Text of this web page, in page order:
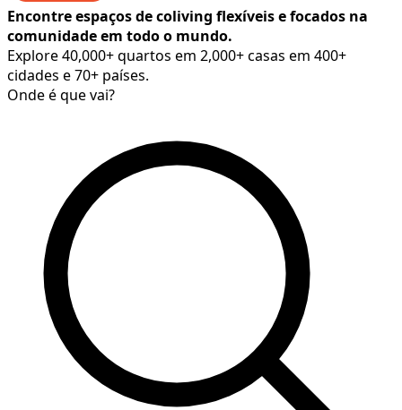
Encontre espaços de coliving flexíveis e focados na
comunidade em todo o mundo.
Explore 40,000+ quartos em 2,000+ casas em 400+
cidades e 70+ países.
Onde é que vai?